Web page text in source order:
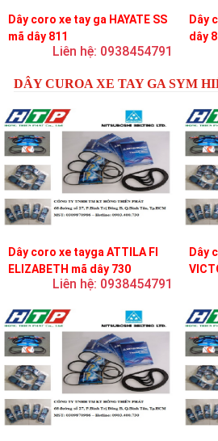
Dây coro xe tay ga HAYATE SS
mã dây 811
Liên hệ: 0938454791
Dây
dây
DÂY CUROA XE TAY GA SYM
Dây coro xe tayga ATTILA FI
ELIZABETH mã dây 730
Liên hệ: 0938454791
Dây